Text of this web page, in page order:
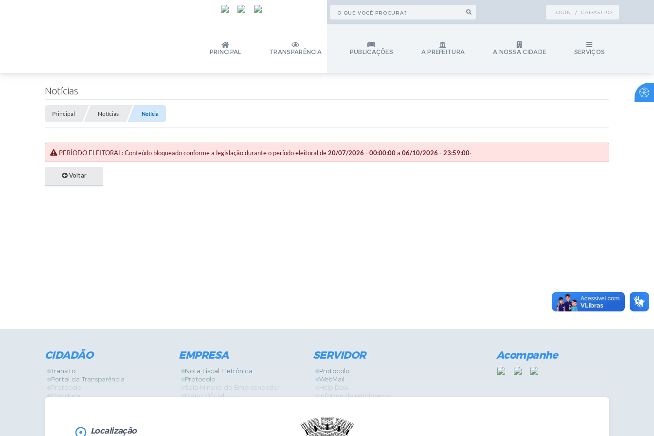
LOGIN / CADASTRO
PRINCIPAL TRANSPARÊNCIA PUBLICAÇÕES A PREFEITURA A NOSSA CIDADE SERVIÇOS
Notícias
Principal Notícias Notícia
PERÍODO ELEITORAL: Conteúdo bloqueado conforme a legislação durante o período eleitoral de20/07/2026 - 00:00:00a 06/10/2026 - 23:59:00.
Voltar
CIDADÃO
Transito
Portal da Transparência
Protocolo
Ouvidoria
Legislação
EMPRESA
Nota Fiscal Eletrônica
Protocolo
Sala Mineira do Empreendedor
Diário Oficial
SERVIDOR
Protocolo
WebMail
Help Desk
Informe de rendimento
GPI
Diário Oficial
Acompanhe
Localização